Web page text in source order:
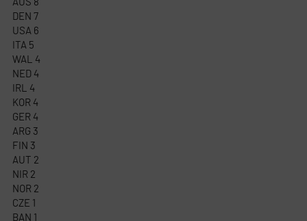
AUS 8
DEN 7
USA 6
ITA 5
WAL 4
NED 4
IRL 4
KOR 4
GER 4
ARG 3
FIN 3
AUT 2
NIR 2
NOR 2
CZE 1
BAN 1